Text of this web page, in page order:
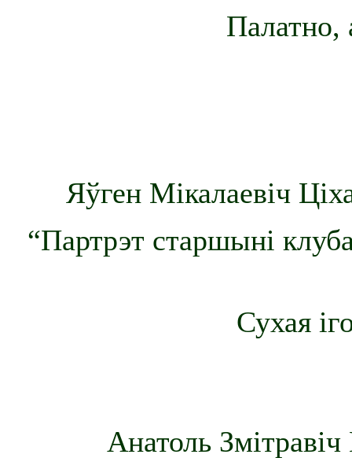
Палатно,
Яўген Мікалаевіч
“Партрэт старшыні
Сухая
Анатоль